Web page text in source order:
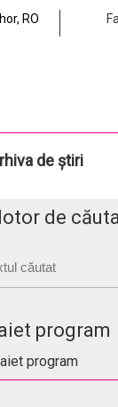
RO
de știri
de
program
program